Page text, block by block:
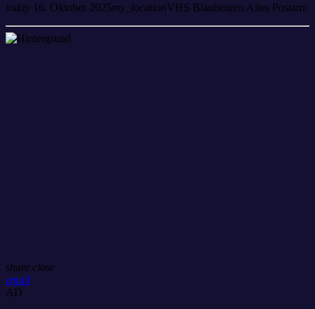
today 16. Oktober 2025my_locationVHS Blaubeuren Altes Postamt
share close
email
AD